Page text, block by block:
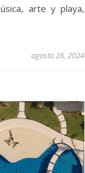
arte y playa,
agosto 26, 2024